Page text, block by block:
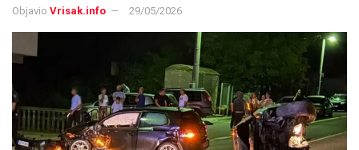
Objavio Vrisak.info 29/05/2026